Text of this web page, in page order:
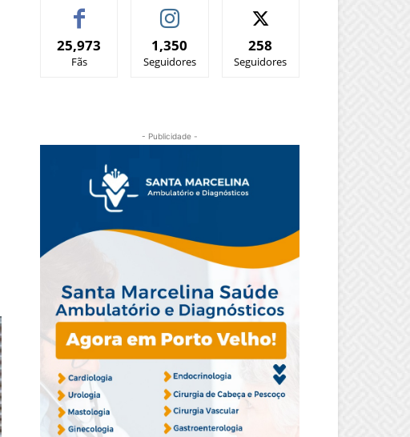
25,973
Fãs
1,350
Seguidores
258
Seguidores
- Publicidade -